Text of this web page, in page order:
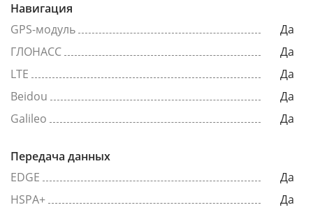
Навигация
GPS-модуль
Да
ГЛОНАСС
Да
LTE
Да
Beidou
Да
Galileo
Да
Передача данных
EDGE
Да
HSPA+
Да